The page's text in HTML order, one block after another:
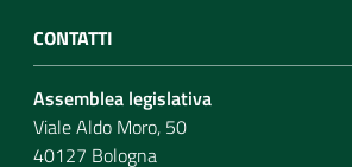
CONTATTI
Assemblea legislativa
Viale Aldo Moro, 50
40127 Bologna